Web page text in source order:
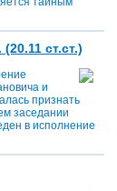
ст.ст.)
и
признать
заседании
в исполнение